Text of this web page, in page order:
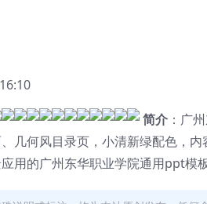
简介 ：广
几何风目录页，小清新绿配色，
用的广州东华职业学院通用ppt模